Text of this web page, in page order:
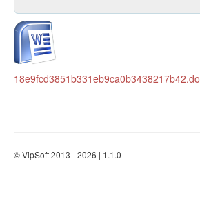
© VipSoft 2013 - 2026 | 1.1.0